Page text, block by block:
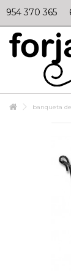
954 370 365
banqueta